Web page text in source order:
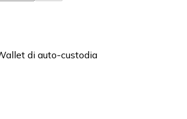
di auto-custodia